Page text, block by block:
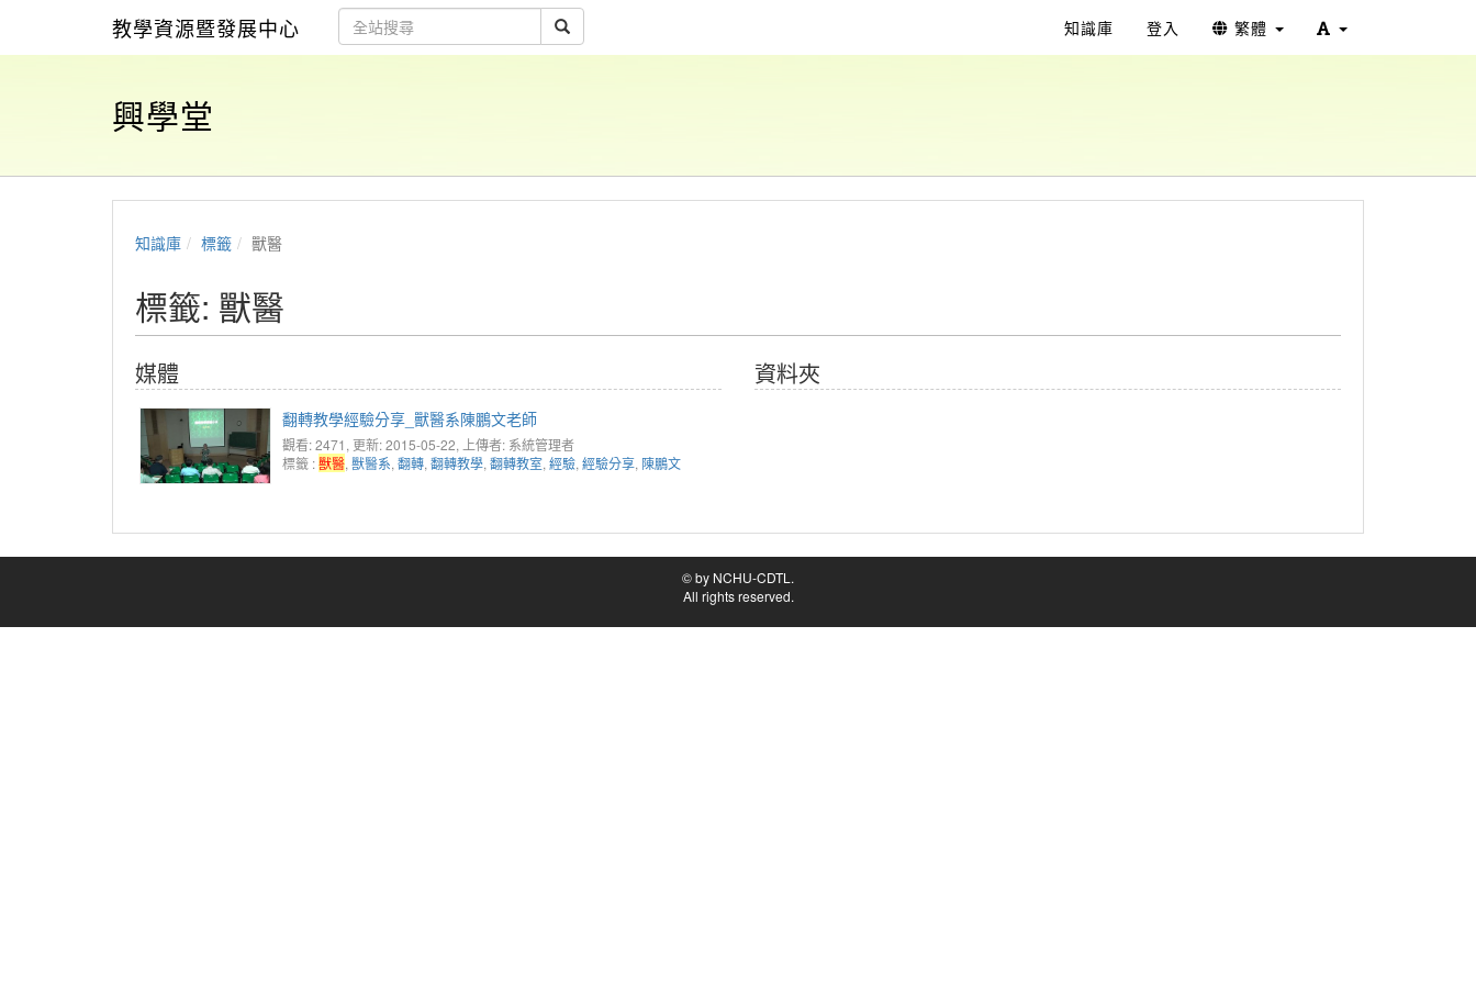
教學資源暨發展中心 知識庫 登入 繁體
興學堂
知識庫 標籤 獸醫
標籤: 獸醫
媒體
翻轉教學經驗分享_獸醫系陳鵬文老師
觀看: 2471 , 更新: 2015-05-22, 上傳者: 系統管理者
標籤 :獸醫, 獸醫系, 翻轉, 翻轉教學, 翻轉教室, 經驗, 經驗分享, 陳鵬文
資料夾
© by NCHU-CDTL.
All rights reserved.